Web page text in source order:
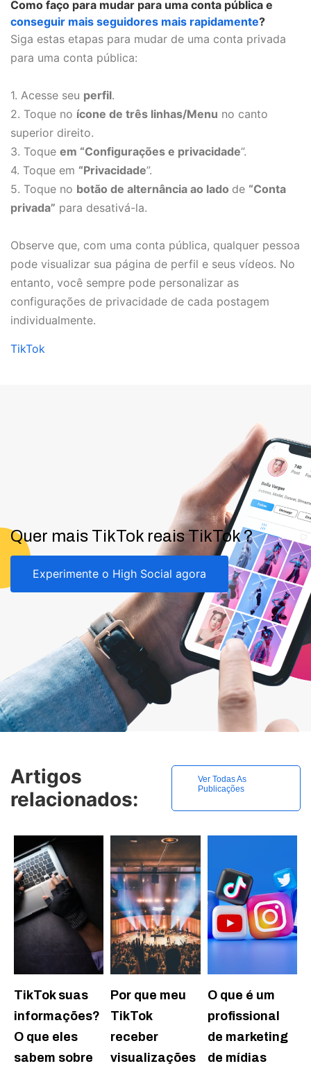
Como faço para mudar para uma conta pública e
conseguir mais seguidores mais rapidamente?
Siga estas etapas para mudar de uma conta privada
para uma conta pública:
1. Acesse seu perfil.
2. Toque no ícone de três linhas/Menu no canto
superior direito.
3. Toque em “Configurações e privacidade”.
4. Toque em “Privacidade”.
5. Toque no botão de alternância ao lado de “Conta
privada” para desativá-la.
Observe que, com uma conta pública, qualquer pessoa
pode visualizar sua página de perfil e seus vídeos. No
entanto, você sempre pode personalizar as
configurações de privacidade de cada postagem
individualmente.
TikTok
Quer mais TikTok reais TikTok ?
Experimente o High Social agora
Artigos
relacionados:
Ver Todas As
Publicações
TikTok suas
informações?
O que eles
sabem sobre
Por que meu
TikTok
receber
visualizações
O que é um
profissional
de marketing
de mídias